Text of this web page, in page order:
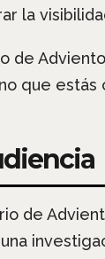
la
de
que
de